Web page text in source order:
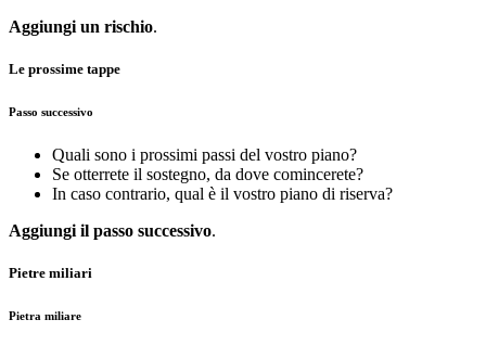
Aggiungi un rischio.
Le prossime tappe
Passo successivo
Quali sono i prossimi passi del vostro piano?
Se otterrete il sostegno, da dove comincerete?
In caso contrario, qual è il vostro piano di riserva?
Aggiungi il passo successivo.
Pietre miliari
Pietra miliare